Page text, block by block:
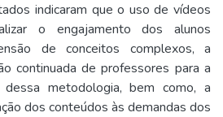
indicaram que o uso de vídeos
o engajamento dos alunos
de conceitos complexos, a
continuada de professores para a
dessa metodologia, bem como, a
dos conteúdos às demandas dos